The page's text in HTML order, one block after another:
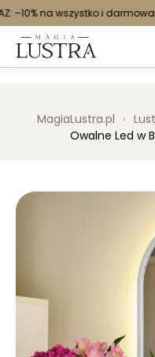
i darmowa dostawa🔥Wpisz
MagiaLustra.pl ›
Owalne Led w